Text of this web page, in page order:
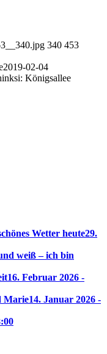
340 453
2019-02-04
Königsallee
Wetter heute29.
weiß – ich bin
16. Februar 2026 -
Marie14. Januar 2026 -